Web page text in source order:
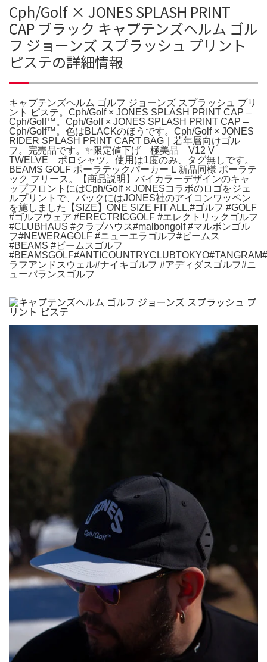
Cph/Golf × JONES SPLASH PRINT
CAP ブラック キャプテンズヘルム ゴル
フ ジョーンズ スプラッシュ プリント
ピステの詳細情報
キャプテンズヘルム ゴルフ ジョーンズ スプラッシュ プリ
ント ピステ。Cph/Golf × JONES SPLASH PRINT CAP –
Cph/Golf™︎。Cph/Golf × JONES SPLASH PRINT CAP –
Cph/Golf™︎。色はBLACKのほうです。Cph/Golf × JONES
RIDER SPLASH PRINT CART BAG｜若年層向けゴル
フ。完売品です。✨限定値下げ 極美品 V12 V
TWELVE ポロシャツ。使用は1度のみ、タグ無しです。
BEAMS GOLF ポーラテックパーカー L 新品同様 ポーラテ
ック フリース。【商品説明】バイカラーデザインのキャ
ップフロントにはCph/Golf × JONESコラボのロゴをジェ
ルプリントで、バックにはJONES社のアイコンワッペン
を施しました【SIZE】ONE SIZE FIT ALL.#ゴルフ #GOLF
#ゴルフウェア #ERECTRICGOLF #エレクトリックゴルフ
#CLUBHAUS #クラブハウス#malbongolf #マルボンゴル
フ#NEWERAGOLF #ニューエラゴルフ#ビームス
#BEAMS #ビームスゴルフ
ラフアンドスウェル#ナイキゴルフ #アディダスゴルフ#ニ
ューバランスゴルフ